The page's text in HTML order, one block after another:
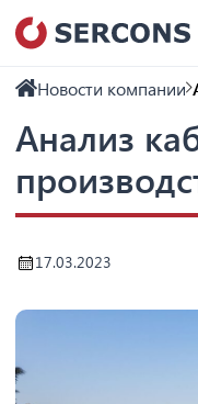
Новости компании
Анализ
17.03.2023